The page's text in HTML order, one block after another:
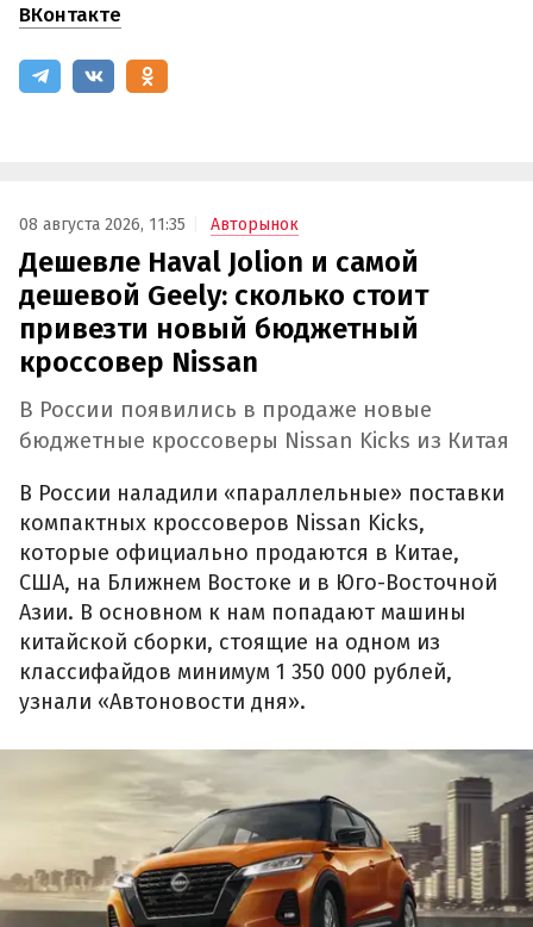
ВКонтакте
08 августа 2026, 11:35 Авторынок
Дешевле Haval Jolion и самой
дешевой Geely: сколько стоит
привезти новый бюджетный
кроссовер Nissan
В России появились в продаже новые
бюджетные кроссоверы Nissan Kicks из Китая
В России наладили «параллельные» поставки
компактных кроссоверов Nissan Kicks,
которые официально продаются в Китае,
США, на Ближнем Востоке и в Юго-Восточной
Азии. В основном к нам попадают машины
китайской сборки, стоящие на одном из
классифайдов минимум 1 350 000 рублей,
узнали «Автоновости дня».